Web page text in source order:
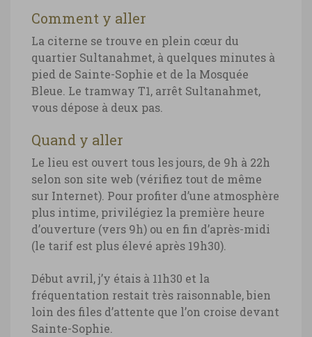
Turquie, Citerne Basilique Istanbul ©
Marie-Ange Ostré
Comment y aller
La citerne se trouve en plein cœur du
quartier Sultanahmet, à quelques minutes à
pied de Sainte-Sophie et de la Mosquée
Bleue. Le tramway T1, arrêt Sultanahmet,
vous dépose à deux pas.
Quand y aller
Le lieu est ouvert tous les jours, de 9h à 22h
selon son site web (vérifiez tout de même
sur Internet). Pour profiter d’une atmosphère
plus intime, privilégiez la première heure
d’ouverture (vers 9h) ou en fin d’après-midi
(le tarif est plus élevé après 19h30).
Début avril, j’y étais à 11h30 et la
fréquentation restait très raisonnable, bien
loin des files d’attente que l’on croise devant
Sainte-Sophie.